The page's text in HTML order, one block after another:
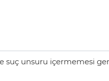
unsuru içermemesi